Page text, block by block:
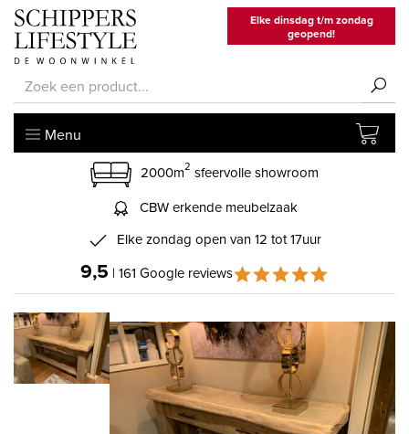
Elke dinsdag t/m zondag
geopend!
Menu
2000m2 sfeervolle showroom
CBW erkende meubelzaak
Elke zondag open van 12 tot 17uur
9,5 | 161 Google reviews